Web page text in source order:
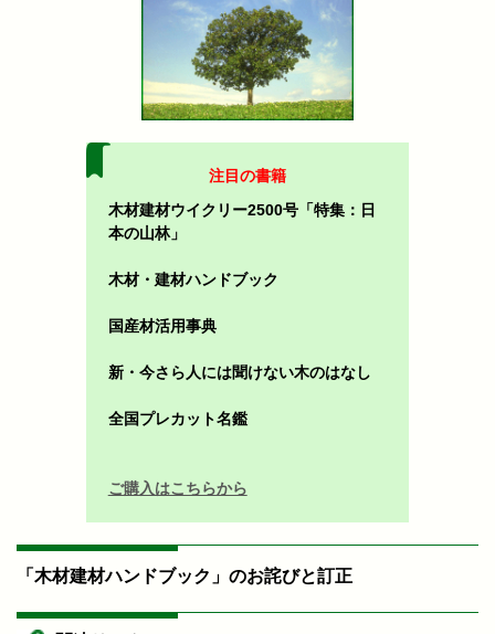
注目の書籍
木材建材ウイクリー2500号「特集：日
本の山林」
木材・建材ハンドブック
国産材活用事典
新・今さら人には聞けない木のはなし
全国プレカット名鑑
ご購入はこちらから
「木材建材ハンドブック」のお詫びと訂正